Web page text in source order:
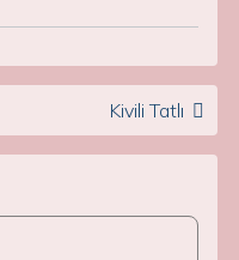
Kivili Tatlı